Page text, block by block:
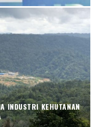
INDUSTRI KEHUTANAN